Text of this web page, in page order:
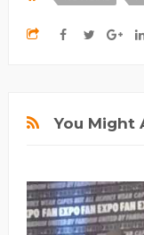
You Might